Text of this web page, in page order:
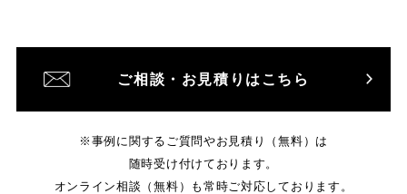
ご相談・お見積りはこちら
※事例に関するご質問やお見積り（無料）は
随時受け付けております。
オンライン相談（無料）も常時ご対応しております。